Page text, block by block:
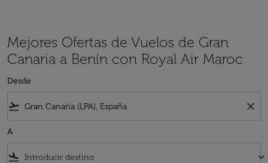
Mejores Ofertas de Vuelos de Gran
Canaria a Benín con Royal Air Maroc
Desde
flight_takeoff close
A
flight_land keyboard_arrow_down